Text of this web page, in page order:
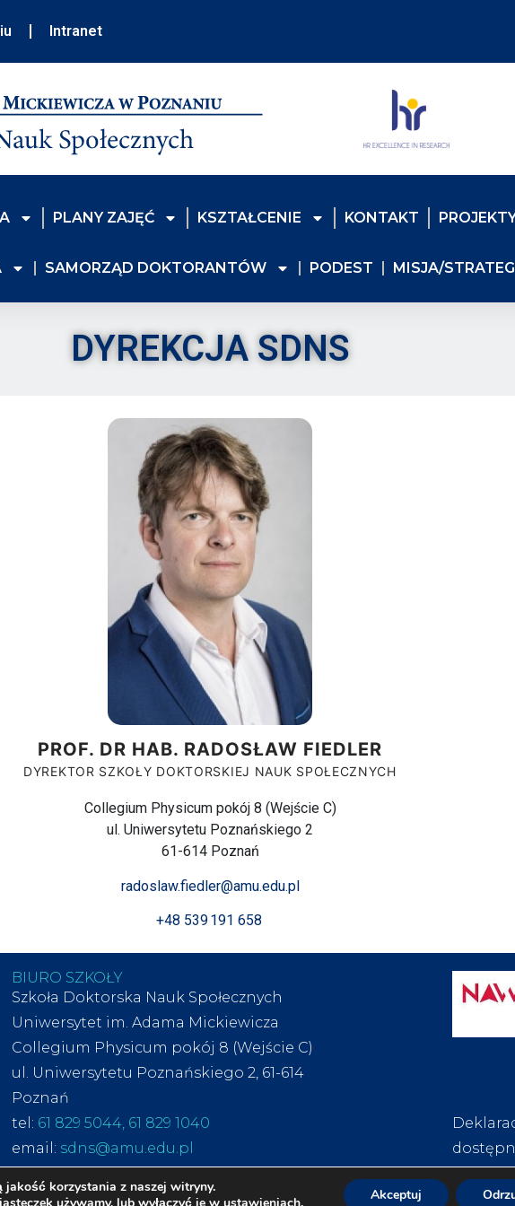
Intranet
PLANY ZAJĘĆ KSZTAŁCENIE KONTAKT
SAMORZĄD DOKTORANTÓW PODEST MISJA/
DYREKCJA SDNS
PROF. DR HAB. RADOSŁAW FIEDLER
DYREKTOR SZKOŁY DOKTORSKIEJ NAUK SPOŁECZNYCH
Collegium Physicum pokój 8 (Wejście C)
ul. Uniwersytetu Poznańskiego 2
61-614 Poznań
radoslaw.fiedler@amu.edu.pl
+48 539 191 658
BIURO SZKOŁY
Szkoła Doktorska Nauk Społecznych
Uniwersytet im. Adama Mickiewicza
Collegium Physicum pokój 8 (Wejście C)
ul. Uniwersytetu Poznańskiego 2, 61-614
Poznań
tel: 61 829 5044, 61 829 1040
email: sdns@amu.edu.pl
jakość korzystania z naszej witryny.
Akceptuj